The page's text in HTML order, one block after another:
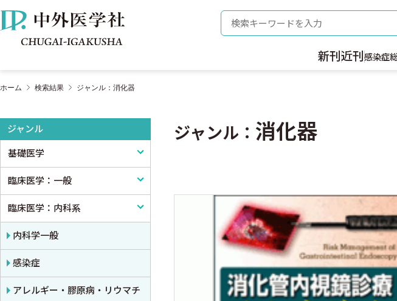
株式会社 中外医学社 検索キーワード
新刊 近刊 感染症
ホーム 検索結果 ジャンル：消化器
ジャンル
基礎医学
基礎医学一般
解剖学
生理学
免疫学・血清学
公衆衛生学
臨床医学：一般
臨床医学一般
診断・臨床検査
画像医学・放射線医学・核医学
プライマリケア医学・総合診療
臨床医学：内科系
内科学一般
感染症
アレルギー・膠原病・リウマチ
ジャンル： 消化器